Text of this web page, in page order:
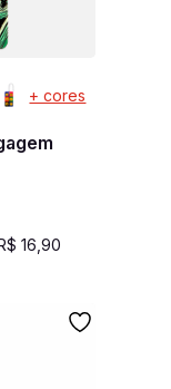
+ cores
16 ,90